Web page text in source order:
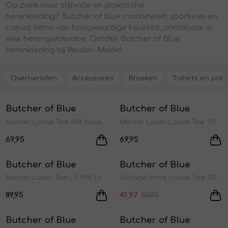
Jurken en rokken
Schoenen
Shirts en tops
Schoenen
T-shirts en polos
Truien en vesten
Sjaals en stola's
Sokken
Tassen
Shorts
Vesten
Op zoek naar stijlvolle en praktische
herenkleding? Butcher of Blue combineert sportieve en
casual items van hoogwaardige kwaliteit, onmisbaar in
elke herengarderobe. Ontdek Butcher of Blue
herenkleding bij Westen Mode!
Accessoires Broeken
Overhemden T-shirts en
1/2
Butcher of Blue
69,95
1/2
Butcher of Blue
69,95
1/2
Nieuw
Butcher of Blue
89,95
1/2
Laatste item
Sale
Butcher of Blue
41,97 59,95
1/2
Sale
Butcher of Blue 1/2
Sale
Butcher of Blue